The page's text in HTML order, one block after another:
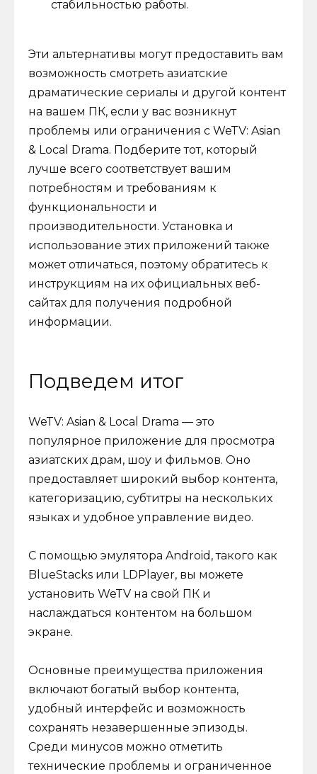
стабильностью работы.
Эти альтернативы могут предоставить вам
возможность смотреть азиатские
драматические сериалы и другой контент
на вашем ПК, если у вас возникнут
проблемы или ограничения с WeTV: Asian
& Local Drama. Подберите тот, который
лучше всего соответствует вашим
потребностям и требованиям к
функциональности и
производительности. Установка и
использование этих приложений также
может отличаться, поэтому обратитесь к
инструкциям на их официальных веб-
сайтах для получения подробной
информации.
Подведем итог
WeTV: Asian & Local Drama — это
популярное приложение для просмотра
азиатских драм, шоу и фильмов. Оно
предоставляет широкий выбор контента,
категоризацию, субтитры на нескольких
языках и удобное управление видео.
С помощью эмулятора Android, такого как
BlueStacks или LDPlayer, вы можете
установить WeTV на свой ПК и
наслаждаться контентом на большом
экране.
Основные преимущества приложения
включают богатый выбор контента,
удобный интерфейс и возможность
сохранять незавершенные эпизоды.
Среди минусов можно отметить
технические проблемы и ограниченное